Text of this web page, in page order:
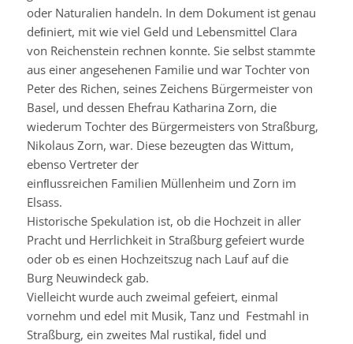
oder Naturalien handeln. In dem Dokument ist genau
deﬁniert, mit wie viel Geld und Lebensmittel Clara
von Reichenstein rechnen konnte. Sie selbst stammte
aus einer angesehenen Familie und war Tochter von
Peter des Richen, seines Zeichens Bürgermeister von
Basel, und dessen Ehefrau Katharina Zorn, die
wiederum Tochter des Bürgermeisters von Straßburg,
Nikolaus Zorn, war. Diese bezeugten das Wittum,
ebenso Vertreter der
einﬂussreichen Familien Müllenheim und Zorn im
Elsass.
Historische Spekulation ist, ob die Hochzeit in aller
Pracht und Herrlichkeit in Straßburg gefeiert wurde
oder ob es einen Hochzeitszug nach Lauf auf die
Burg Neuwindeck gab.
Vielleicht wurde auch zweimal gefeiert, einmal
vornehm und edel mit Musik, Tanz und Festmahl in
Straßburg, ein zweites Mal rustikal, ﬁdel und